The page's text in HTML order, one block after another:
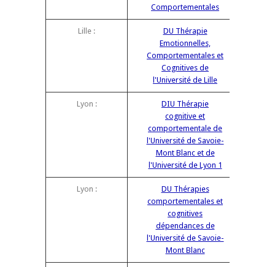
Comportementales
Lille :
DU Thérapie
Emotionnelles,
Comportementales et
Cognitives de
l'Université de Lille
Lyon :
DIU Thérapie
cognitive et
comportementale de
l'Université de Savoie-
Mont Blanc et de
l'Université de Lyon 1
Lyon :
DU Thérapies
comportementales et
cognitives
dépendances de
l'Université de Savoie-
Mont Blanc